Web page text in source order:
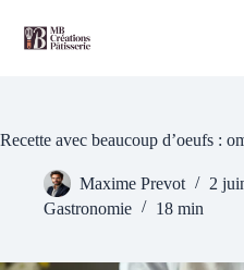
contenu
Recette avec beaucoup d’oeufs :
Maxime Prevot
2
Gastronomie
18 min